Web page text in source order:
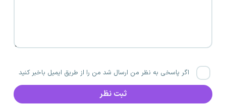
اگر پاسخی به نظر من ارسال شد من را از طریق ایمیل باخبر کنید